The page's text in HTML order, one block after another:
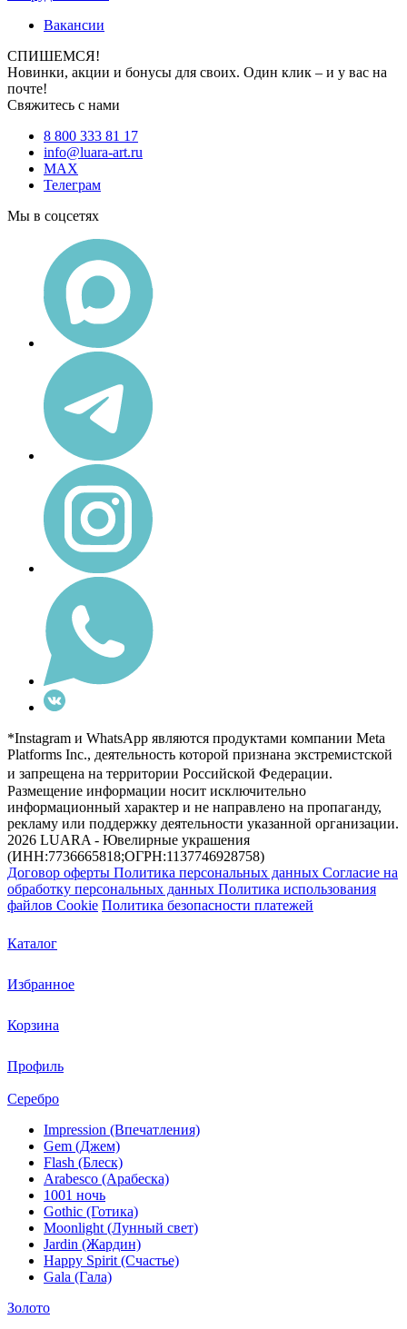
Вакансии
СПИШЕМСЯ!
Новинки, акции и бонусы для своих. Один клик – и у вас на
почте!
Свяжитесь с нами
8 800 333 81 17
info@luara-art.ru
MAX
Телеграм
Мы в соцсетях
*Instagram и WhatsApp являются продуктами компании Meta
Platforms Inc., деятельность которой признана экстремистской
и запрещена на территории Российской Федерации.
Размещение информации носит исключительно
информационный характер и не направлено на пропаганду,
рекламу или поддержку деятельности указанной организации.
2026 LUARA - Ювелирные украшения
(ИНН:7736665818;ОГРН:1137746928758)
Договор оферты Политика персональных данных Согласие на
обработку персональных данных Политика использования
файлов Cookie Политика безопасности платежей
Каталог
Избранное
Корзина
Профиль
Серебро
Impression (Впечатления)
Gem (Джем)
Flash (Блеск)
Arabesco (Арабеска)
1001 ночь
Gothic (Готика)
Moonlight (Лунный свет)
Jardin (Жардин)
Happy Spirit (Счастье)
Gala (Гала)
Золото